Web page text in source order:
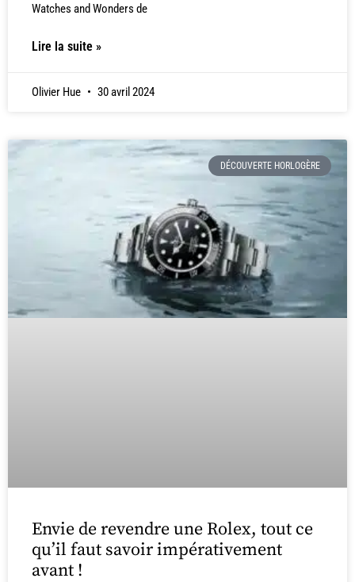
Watches and Wonders de
Lire la suite »
Olivier Hue 30 avril 2024
DÉCOUVERTE HORLOGÈRE
Envie de revendre une Rolex, tout ce
qu’il faut savoir impérativement
avant !